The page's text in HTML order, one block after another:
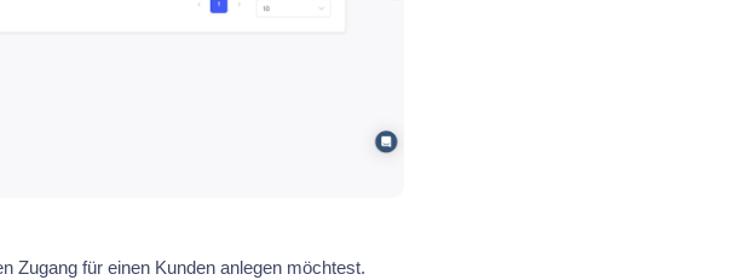
Zugang für einen Kunden anlegen möchtest.